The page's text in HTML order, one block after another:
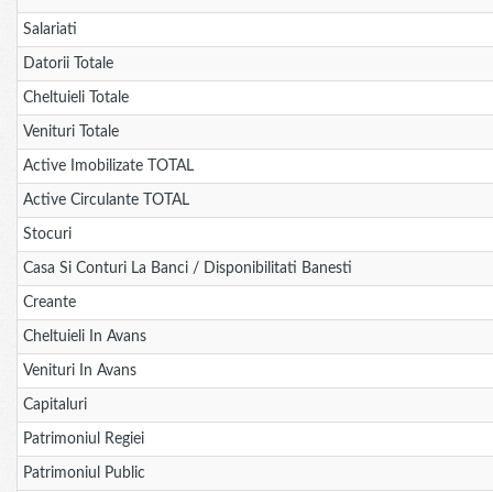
Salariati
Datorii Totale
Cheltuieli Totale
Venituri Totale
Active Imobilizate TOTAL
Active Circulante TOTAL
Stocuri
Casa Si Conturi La Banci / Disponibilitati Banesti
Creante
Cheltuieli In Avans
Venituri In Avans
Capitaluri
Patrimoniul Regiei
Patrimoniul Public